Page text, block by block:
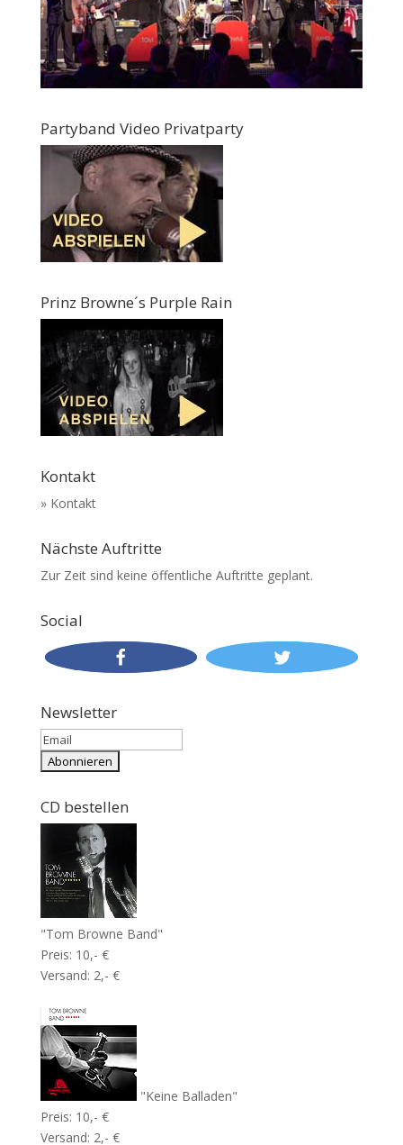
Partyband Video Privatparty
Prinz Browne´s Purple Rain
Kontakt
» Kontakt
Nächste Auftritte
Zur Zeit sind keine öffentliche Auftritte geplant.
Social
Newsletter
CD bestellen
"Tom Browne Band"
Preis: 10,- €
Versand: 2,- €
"Keine Balladen"
Preis: 10,- €
Versand: 2,- €